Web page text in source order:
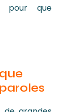
pour que